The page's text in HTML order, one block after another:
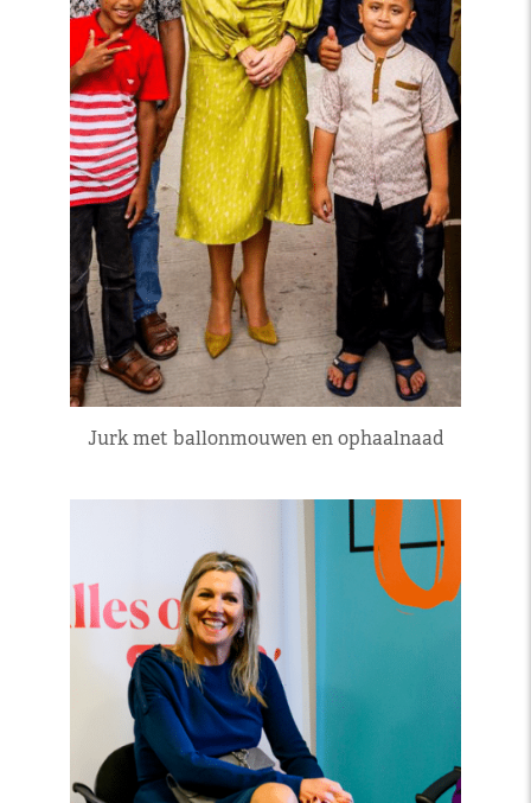
Jurk met ballonmouwen en ophaalnaad